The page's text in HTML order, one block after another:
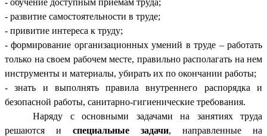
- обучение доступным приемам труда;
- развитие самостоятельности в труде;
- привитие интереса к труду;
- формирование организационных умений в труде – работать
только на своем рабочем месте, правильно располагать на нем
инструменты и материалы, убирать их по окончании работы;
- знать и выполнять правила внутреннего распорядка и
безопасной работы, санитарно-гигиенические требования.
Наряду с основными задачами на занятиях труда
решаются и специальные задачи, направленные на